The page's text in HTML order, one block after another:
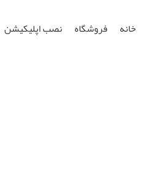
خانه فروشگاه نصب اپلیکیشن